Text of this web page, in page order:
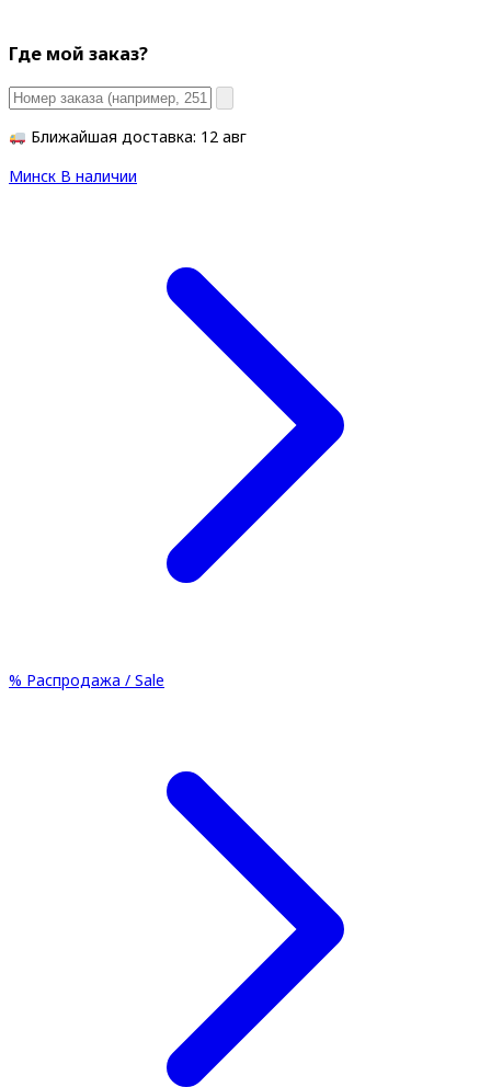
Где мой заказ?
Ближайшая доставка: 12 авг
Минск В наличии
% Распродажа / Sale